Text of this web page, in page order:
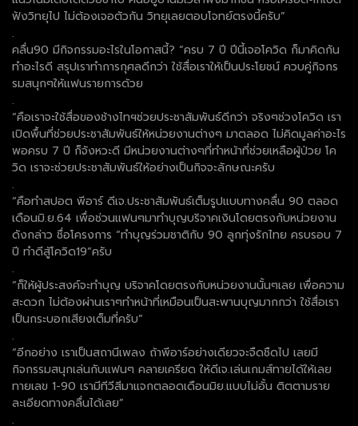
ฟังวิทยุไป ไม่ต้องเจอตัวกัน วิทยุเลยตอบโจทย์ตรงนี้ครับ”
.
คลื่น90 มีกิจกรรมอะไรในโอกาสนี้? “ครบ 7 ปี ปีนี้เจอโควิด ก็มาคิดกัน
ทำอะไรดี สรุปเราทำการกุศลดีกว่า ใช้สื่อเราให้เป็นประโยชน์ ควบคู่กิจกร
รมสนุกๆให้แฟนรายการด้วย
.
“คือเราจะใช้สื่อของช้างไทฯช่วยประชาสัมพันธ์ดีกว่า จริงๆช่วงโควิด เรา
เปิดพื้นที่ช่วยประชาสัมพันธ์ให้หน่วยงานต่างๆ มาตลอด ไม่คิดมูลค่าอะไร
พอครบ 7 ปี ก็จังหวะดี มีหน่วยงานต่างๆที่ทำหน้าที่ช่วยเหลือผู้ป่วย โค
วิด เราจะช่วยประชาสัมพันธ์ให้อย่างเป็นกิจจะลักษณะครับ
.
“คือทำสปอต พีอาร์ ดีเจ.ประชาสัมพันธ์เต็มรูปแบบทางคลื่น 90 ตลอด
เดือนมิ.ย.64 เพื่อช่วนแฟนๆมาทำบุญบริจาคเงินโดยตรงกับหน่วยงาน
ดังกล่าว ชื่อโครงการ “ทำบุญร่วมชาติกับ 90 ลูกทุ่งรักไทย ครบรอบ 7
ปี ทำดีสู้โควิด19”ครับ
.
“ก็ให้ผู้ประสงค์จะทำบุญ บริจาคโดยตรงกับหน่วยงานนั้นๆเลย เพื่อความ
สะดวก ไม่ต้องผ่านเราๆทำหน้าที่เหมือนเป็นสะพานบุญมากกว่า ใช้สื่อเรา
เป็นกระบอกเสียงเต็มที่ครับ”
.
“อีกอย่าง เราเป็นสถานีเพลง ถ้าพีอาร์อย่างเดียวจะจืดชืดไป เลยมี
กิจกรรมสนุกเล่นกับแฟนๆ คลายเครียด ให้ดีเจ.เล่นเกมส์ทายได้ให้เลย
ทายเลข 1-90 เรามีทีวีสีมาแจกตลอดเดือนมิย.แบบไม่อั้น ติตตามราย
ละเอียดทางคลื่นได้เลย”
.